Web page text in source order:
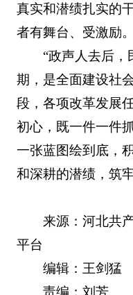
真实和潜绩扎实的
者有舞台、受激励。
“政声人去后，
期，是全面建设社
段，各项改革发展
初心，既一件一件
一张蓝图绘到底，
和深耕的潜绩，筑
来源：河北共
平台
编辑：王剑猛
责编：刘芳